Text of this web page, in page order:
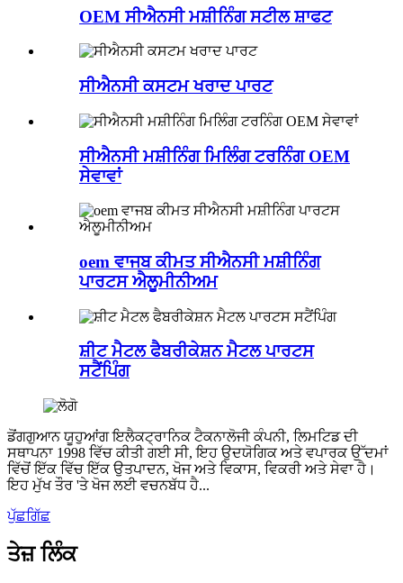
OEM ਸੀਐਨਸੀ ਮਸ਼ੀਨਿੰਗ ਸਟੀਲ ਸ਼ਾਫਟ
ਸੀਐਨਸੀ ਕਸਟਮ ਖਰਾਦ ਪਾਰਟ
ਸੀਐਨਸੀ ਮਸ਼ੀਨਿੰਗ ਮਿਲਿੰਗ ਟਰਨਿੰਗ OEM
ਸੇਵਾਵਾਂ
oem ਵਾਜਬ ਕੀਮਤ ਸੀਐਨਸੀ ਮਸ਼ੀਨਿੰਗ
ਪਾਰਟਸ ਐਲੂਮੀਨੀਅਮ
ਸ਼ੀਟ ਮੈਟਲ ਫੈਬਰੀਕੇਸ਼ਨ ਮੈਟਲ ਪਾਰਟਸ
ਸਟੈਂਪਿੰਗ
ਡੋਂਗਗੁਆਨ ਯੂਹੁਆਂਗ ਇਲੈਕਟ੍ਰਾਨਿਕ ਟੈਕਨਾਲੋਜੀ ਕੰਪਨੀ, ਲਿਮਟਿਡ ਦੀ
ਸਥਾਪਨਾ 1998 ਵਿੱਚ ਕੀਤੀ ਗਈ ਸੀ, ਇਹ ਉਦਯੋਗਿਕ ਅਤੇ ਵਪਾਰਕ ਉੱਦਮਾਂ
ਵਿੱਚੋਂ ਇੱਕ ਵਿੱਚ ਇੱਕ ਉਤਪਾਦਨ, ਖੋਜ ਅਤੇ ਵਿਕਾਸ, ਵਿਕਰੀ ਅਤੇ ਸੇਵਾ ਹੈ।
ਇਹ ਮੁੱਖ ਤੌਰ 'ਤੇ ਖੋਜ ਲਈ ਵਚਨਬੱਧ ਹੈ...
ਪੁੱਛਗਿੱਛ
ਤੇਜ਼ ਲਿੰਕ